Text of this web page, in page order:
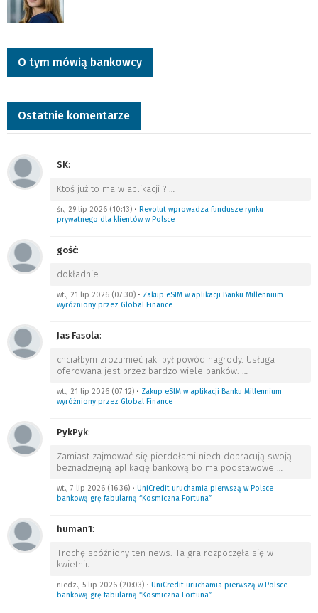
O tym mówią bankowcy
Ostatnie komentarze
SK:
Ktoś już to ma w aplikacji ? …
śr., 29 lip 2026 (10:13) • Revolut wprowadza fundusze rynku
prywatnego dla klientów w Polsce
gość:
dokładnie …
wt., 21 lip 2026 (07:30) • Zakup eSIM w aplikacji Banku Millennium
wyróżniony przez Global Finance
Jas Fasola:
chciałbym zrozumieć jaki był powód nagrody. Usługa
oferowana jest przez bardzo wiele banków. …
wt., 21 lip 2026 (07:12) • Zakup eSIM w aplikacji Banku Millennium
wyróżniony przez Global Finance
PykPyk:
Zamiast zajmować się pierdołami niech dopracują swoją
beznadziejną aplikację bankową bo ma podstawowe …
wt., 7 lip 2026 (16:36) • UniCredit uruchamia pierwszą w Polsce
bankową grę fabularną “Kosmiczna Fortuna”
human1:
Trochę spóźniony ten news. Ta gra rozpoczęła się w
kwietniu. …
niedz., 5 lip 2026 (20:03) • UniCredit uruchamia pierwszą w Polsce
bankową grę fabularną “Kosmiczna Fortuna”